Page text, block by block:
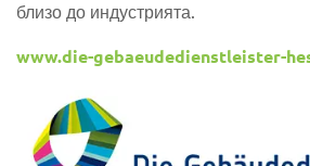
близо до индустрията.
www.die-gebaeudedienstleister-